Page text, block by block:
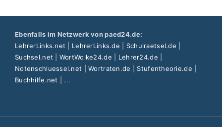
Ebenfalls im Netzwerk von paed24.de:
LehrerLinks.net
LehrerLinks.de Schulraetsel.de
Suchsel.net
WortWolke24.de Lehrer24.de
Notenschluessel.net |Wortraten.de Stufentheorie.de
Buchhilfe.net
| ...